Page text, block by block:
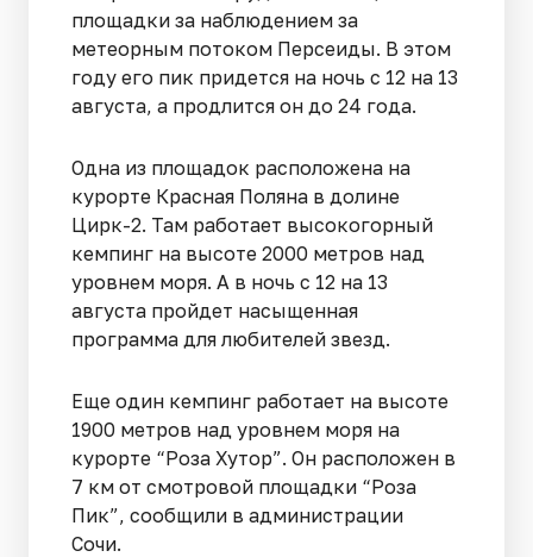
площадки за наблюдением за
метеорным потоком Персеиды. В этом
году его пик придется на ночь с 12 на 13
августа, а продлится он до 24 года.
Одна из площадок расположена на
курорте Красная Поляна в долине
Цирк-2. Там работает высокогорный
кемпинг на высоте 2000 метров над
уровнем моря. А в ночь с 12 на 13
августа пройдет насыщенная
программа для любителей звезд.
Еще один кемпинг работает на высоте
1900 метров над уровнем моря на
курорте “Роза Хутор”. Он расположен в
7 км от смотровой площадки “Роза
Пик”, сообщили в администрации
Сочи.